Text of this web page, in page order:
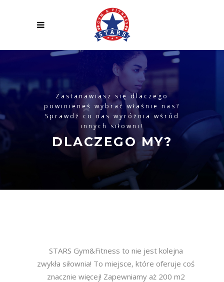
Zastanawiasz się dlaczego
powinieneś wybrać właśnie nas?
Sprawdź co nas wyróżnia wśród
innych siłowni!
DLACZEGO MY?
STARS Gym&Fitness to nie jest kolejna
zwykła siłownia! To miejsce, które oferuje coś
znacznie więcej! Zapewniamy aż 200 m2